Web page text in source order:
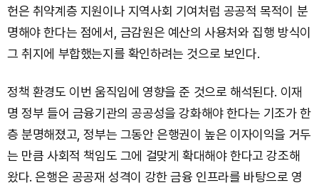
헌은 취약계층 지원이나 지역사회 기여처럼 공공적 목적이 분
명해야 한다는 점에서, 금감원은 예산의 사용처와 집행 방식이
그 취지에 부합했는지를 확인하려는 것으로 보인다.
정책 환경도 이번 움직임에 영향을 준 것으로 해석된다. 이재
명 정부 들어 금융기관의 공공성을 강화해야 한다는 기조가 한
층 분명해졌고, 정부는 그동안 은행권이 높은 이자이익을 거두
는 만큼 사회적 책임도 그에 걸맞게 확대해야 한다고 강조해
왔다. 은행은 공공재 성격이 강한 금융 인프라를 바탕으로 영